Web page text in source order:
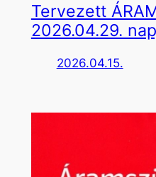
Tervezett
2026.04.29.
2026.04.15.